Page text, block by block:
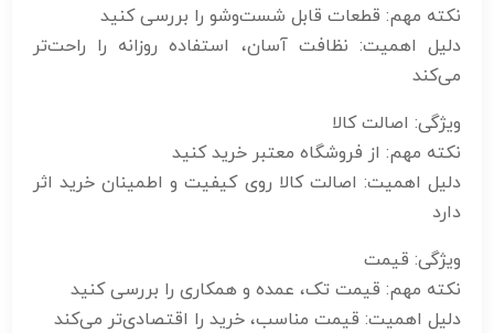
نکته مهم: قطعات قابل شست‌وشو را بررسی کنید
دلیل اهمیت: نظافت آسان، استفاده روزانه را راحت‌تر
می‌کند
ویژگی: اصالت کالا
نکته مهم: از فروشگاه معتبر خرید کنید
دلیل اهمیت: اصالت کالا روی کیفیت و اطمینان خرید اثر
دارد
ویژگی: قیمت
نکته مهم: قیمت تک، عمده و همکاری را بررسی کنید
دلیل اهمیت: قیمت مناسب، خرید را اقتصادی‌تر می‌کند